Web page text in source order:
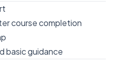
course completion
basic guidance